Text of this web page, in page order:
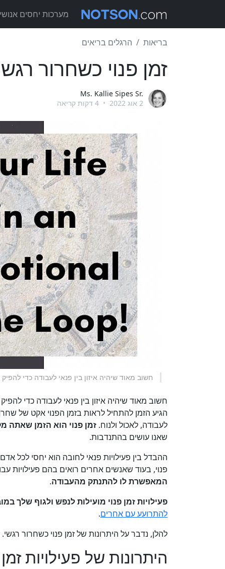
מערכות יחסים
בריאות הרגלים בריאים
זמן פנוי כשחרור
Ms. Kallie Sipes Sr.
2 אוג 2022
•
חשוב מאוד שיהיה איזון בין פנאי לעבודה כדי
חשוב מאוד שיהיה איזון בין פנאי לעבודה כדי
הגיע הזמן להתחיל לראות בזמן הפנוי אקט של
לעבודה, לאכול ולנוח. זמן פנוי הוא הזמן שאתה
שאנו עושים בהתנדבות.
ההבדל בין פעילויות פנאי לחובה הוא יחסי לכל
פנוי, בעוד שאנשים אחרים רואים בהם פעילויות
המאפשרת לו להתנתק מהעבודה.
פעילויות זמן פנוי מועילות לנפש ולגוף שלך
להתרועע עם אחרים.
להלן, נדבר על היתרונות של זמן פנוי כשחרור
היתרונות של פעילויות